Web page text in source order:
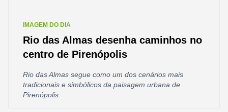
IMAGEM DO DIA
Rio das Almas desenha caminhos no
centro de Pirenópolis
Rio das Almas segue como um dos cenários mais
tradicionais e simbólicos da paisagem urbana de
Pirenópolis.